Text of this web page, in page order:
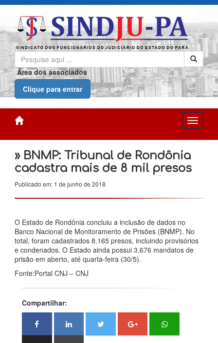
Área dos associados
Clique para entrar
» BNMP: Tribunal de Rondônia
cadastra mais de 8 mil presos
Publicado em: 1 de junho de 2018
O Estado de Rondônia concluiu a inclusão de dados no
Banco Nacional de Monitoramento de Prisões (BNMP). No
total, foram cadastrados 8.165 presos, incluindo provisórios
e condenados. O Estado ainda possui 3.676 mandatos de
prisão em aberto, até quarta-feira (30/5).
Fonte:Portal CNJ – CNJ
Compartilhar: